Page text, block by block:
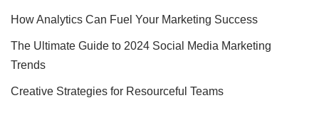
How Analytics Can Fuel Your Marketing Success
The Ultimate Guide to 2024 Social Media Marketing
Trends
Creative Strategies for Resourceful Teams